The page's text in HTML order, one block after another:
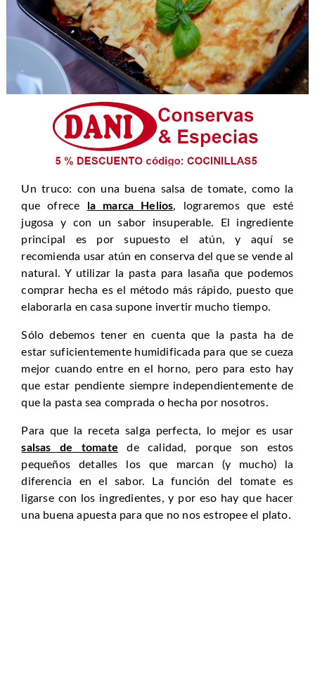
Un truco: con una buena salsa de tomate, como la
que ofrece la marca Helios, lograremos que esté
jugosa y con un sabor insuperable. El ingrediente
principal es por supuesto el atún, y aquí se
recomienda usar atún en conserva del que se vende al
natural. Y utilizar la pasta para lasaña que podemos
comprar hecha es el método más rápido, puesto que
elaborarla en casa supone invertir mucho tiempo.
Sólo debemos tener en cuenta que la pasta ha de
estar suficientemente humidificada para que se cueza
mejor cuando entre en el horno, pero para esto hay
que estar pendiente siempre independientemente de
que la pasta sea comprada o hecha por nosotros.
Para que la receta salga perfecta, lo mejor es usar
salsas de tomate de calidad, porque son estos
pequeños detalles los que marcan (y mucho) la
diferencia en el sabor. La función del tomate es
ligarse con los ingredientes, y por eso hay que hacer
una buena apuesta para que no nos estropee el plato.